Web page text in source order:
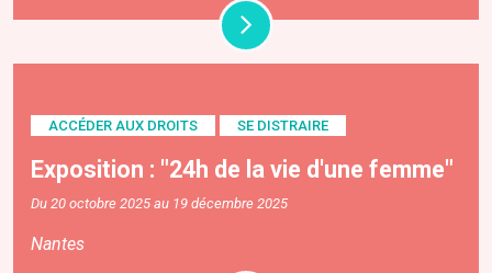
ACCÉDER AUX DROITS SE DISTRAIRE
Exposition : "24h de la vie d'une femme"
Du 20 octobre 2025 au 19 décembre 2025
Nantes